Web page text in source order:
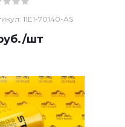
11E1-70140-AS
/шт